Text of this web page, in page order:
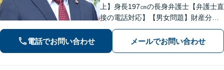
上】身長197㎝の長身弁護士【弁護士直
接の電話対応】【男女問題】財産分与
などの金銭問題はお任せ【借金問題】
最適な債務整理をご提案【刑事事件】
交渉に強い！即日接見に努めます【夜
電話でお問い合わせ メールでお問い合わせ